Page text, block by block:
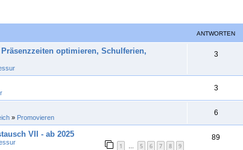
ANTWORTEN
optimieren, Schulferien,
3A
t
w
o
3A
n
w
» Promovieren
6A
n
VII - ab 2025
1 … 5 6 7 8 9
89A